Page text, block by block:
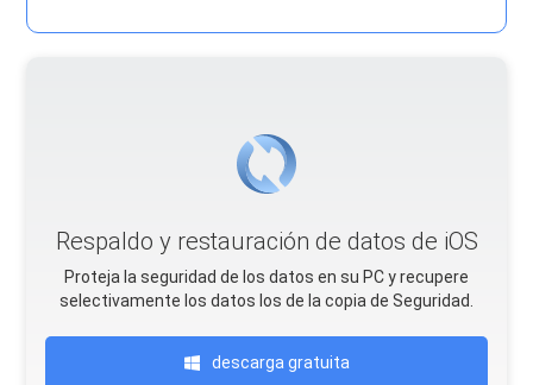
Respaldo y restauración de datos de iOS
Proteja la seguridad de los datos en su PC y recupere
selectivamente los datos Ios de la copia de Seguridad.
descarga gratuita